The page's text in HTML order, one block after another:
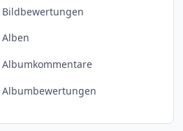
Bildbewertungen
Alben
Albumkommentare
Albumbewertungen